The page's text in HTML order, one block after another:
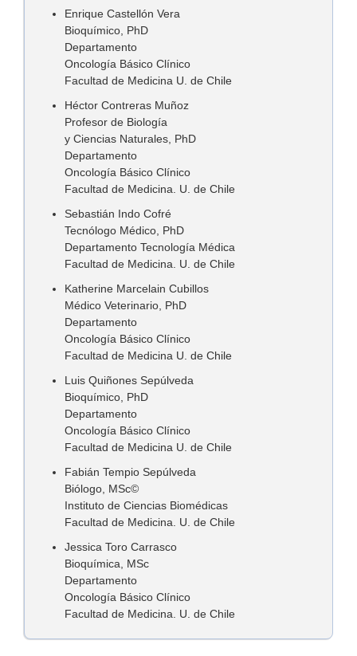
Enrique Castellón Vera
Bioquímico, PhD
Departamento
Oncología Básico Clínico
Facultad de Medicina U. de Chile
Héctor Contreras Muñoz
Profesor de Biología
y Ciencias Naturales, PhD
Departamento
Oncología Básico Clínico
Facultad de Medicina. U. de Chile
Sebastián Indo Cofré
Tecnólogo Médico, PhD
Departamento Tecnología Médica
Facultad de Medicina. U. de Chile
Katherine Marcelain Cubillos
Médico Veterinario, PhD
Departamento
Oncología Básico Clínico
Facultad de Medicina U. de Chile
Luis Quiñones Sepúlveda
Bioquímico, PhD
Departamento
Oncología Básico Clínico
Facultad de Medicina U. de Chile
Fabián Tempio Sepúlveda
Biólogo, MSc©
Instituto de Ciencias Biomédicas
Facultad de Medicina. U. de Chile
Jessica Toro Carrasco
Bioquímica, MSc
Departamento
Oncología Básico Clínico
Facultad de Medicina. U. de Chile